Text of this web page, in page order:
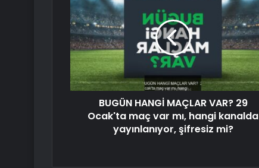
BUGÜN HANGİ MAÇLAR VAR? 29
Ocak'ta maç var mı, hangi kanalda
yayınlanıyor, şifresiz mi?